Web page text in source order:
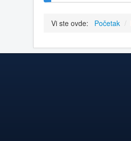
Vi ste ovde: Početak /